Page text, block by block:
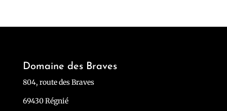
Domaine des Braves
804, route des Braves
69430 Régnié